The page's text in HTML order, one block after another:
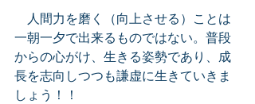
人間力を磨く（向上させる）ことは
一朝一夕で出来るものではない。普段
からの心がけ、生きる姿勢であり、成
長を志向しつつも謙虚に生きていきま
しょう！！